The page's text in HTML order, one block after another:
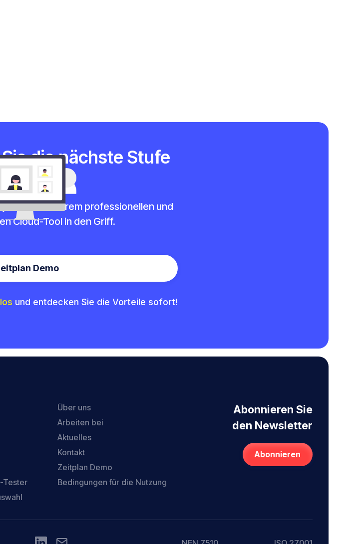
die nächste Stufe
mit unserem professionellen und
Cloud-Tool in den Griff.
Demo
und entdecken Sie die Vorteile sofort!
Tester
Über uns
Arbeiten bei
Aktuelles
Kontakt
Zeitplan Demo
Bedingungen für die Nutzung
Abonnieren Sie
den Newsletter
Abonnieren